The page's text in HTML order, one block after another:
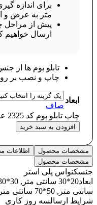
متر به عرض و
پیش از مراحل
ارسال خواهیم
تابلو بوم ها از
چاپ و نصب بر
ابعاد
صاف
چاپ تابلو بوم کد 2325 عدد
افزودن به سبد خرید
مشخصات محصول اطلاعات
مشخصات محصول
جنسکنواس پلی استر
ابعاد
سانتی متر, 50*70 سانتی متر, 70*100 سانتی متر
شرایط ارسالسه روز کاری